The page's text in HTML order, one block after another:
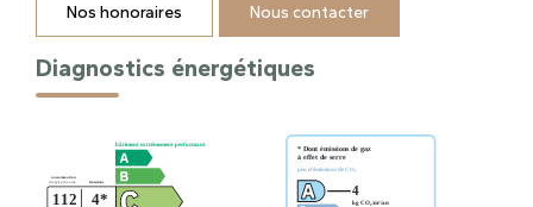
Nos honoraires Nous contacter
Diagnostics énergétiques